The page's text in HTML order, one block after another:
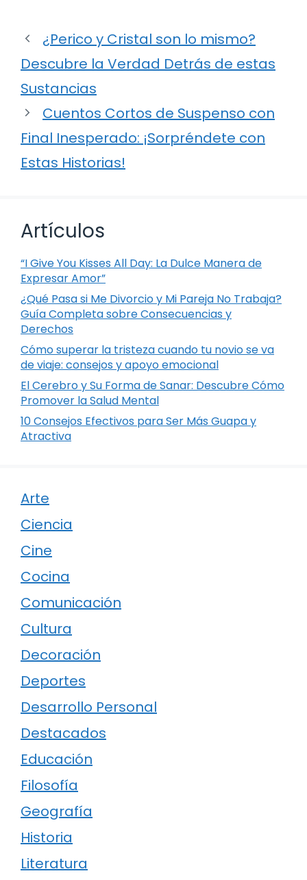
¿Perico y Cristal son lo mismo?
Descubre la Verdad Detrás de estas
Sustancias
Cuentos Cortos de Suspenso con
Final Inesperado: ¡Sorpréndete con
Estas Historias!
Artículos
“I Give You Kisses All Day: La Dulce Manera de
Expresar Amor”
¿Qué Pasa si Me Divorcio y Mi Pareja No Trabaja?
Guía Completa sobre Consecuencias y
Derechos
Cómo superar la tristeza cuando tu novio se va
de viaje: consejos y apoyo emocional
El Cerebro y Su Forma de Sanar: Descubre Cómo
Promover la Salud Mental
10 Consejos Efectivos para Ser Más Guapa y
Atractiva
Arte
Ciencia
Cine
Cocina
Comunicación
Cultura
Decoración
Deportes
Desarrollo Personal
Destacados
Educación
Filosofía
Geografía
Historia
Literatura